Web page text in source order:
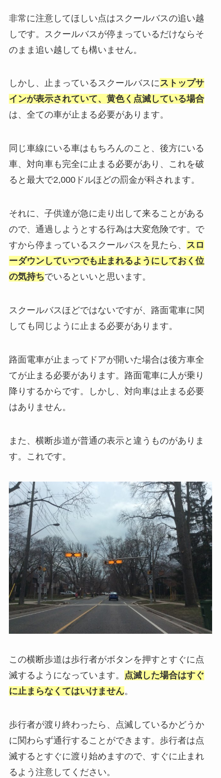
非常に注意してほしい点はスクールバスの追い越
しです。スクールバスが停まっているだけならそ
のまま追い越しても構いません。
しかし、止まっているスクールバスにストップサ
インが表示されていて、黄色く点滅している場合
は、全ての車が止まる必要があります。
同じ車線にいる車はもちろんのこと、後方にいる
車、対向車も完全に止まる必要があり、これを破
ると最大で2,000ドルほどの罰金が科されます。
それに、子供達が急に走り出して来ることがある
ので、通過しようとする行為は大変危険です。で
すから停まっているスクールバスを見たら、 スロ
ーダウンしていつでも止まれるようにしておく位
の気持ちでいるといいと思います。
スクールバスほどではないですが、路面電車に関
しても同じように止まる必要があります。
路面電車が止まってドアが開いた場合は後方車全
てが止まる必要があります。路面電車に人が乗り
降りするからです。しかし、対向車は止まる必要
はありません。
また、横断歩道が普通の表示と違うものがありま
す。これです。
この横断歩道は歩行者がボタンを押すとすぐに点
滅するようになっています。
点滅した場合はすぐ
に止まらなくてはいけません。
歩行者が渡り終わったら、点滅しているかどうか
に関わらず通行することができます。歩行者は点
滅するとすぐに渡り始めますので、すぐに止まれ
るよう注意してください。